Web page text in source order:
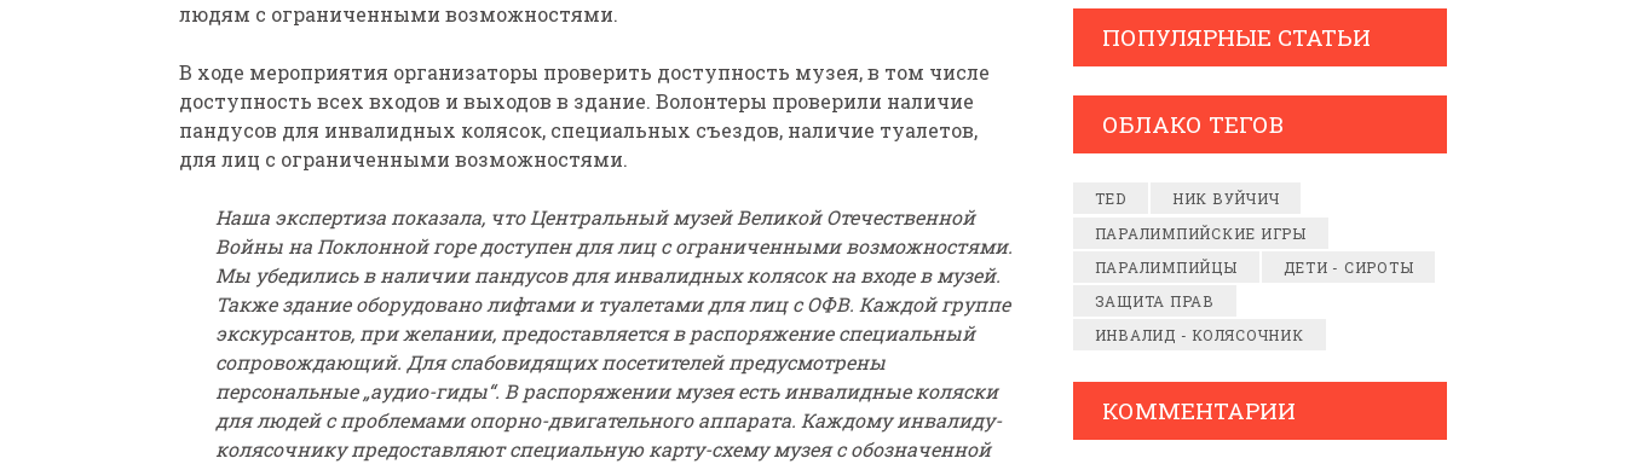
людям с ограниченными возможностями.
В ходе мероприятия организаторы проверить доступность музея, в том числе
доступность всех входов и выходов в здание. Волонтеры проверили наличие
пандусов для инвалидных колясок, специальных съездов, наличие туалетов,
для лиц с ограниченными возможностями.
Наша экспертиза показала, что Центральный музей Великой Отечественной
Войны на Поклонной горе доступен для лиц с ограниченными возможностями.
Мы убедились в наличии пандусов для инвалидных колясок на входе в музей.
Также здание оборудовано лифтами и туалетами для лиц с ОФВ. Каждой группе
экскурсантов, при желании, предоставляется в распоряжение специальный
сопровождающий. Для слабовидящих посетителей предусмотрены
персональные „аудио-гиды“. В распоряжении музея есть инвалидные коляски
для людей с проблемами опорно-двигательного аппарата. Каждому инвалиду-
колясочнику предоставляют специальную карту-схему музея с обозначенной
ПОПУЛЯРНЫЕ СТАТЬИ
ОБЛАКО ТЕГОВ
TED
НИК ВУЙЧИЧ
ПАРАЛИМПИЙСКИЕ ИГРЫ
ПАРАЛИМПИЙЦЫ
ДЕТИ - СИРОТЫ
ЗАЩИТА ПРАВ
ИНВАЛИД - КОЛЯСОЧНИК
КОММЕНТАРИИ